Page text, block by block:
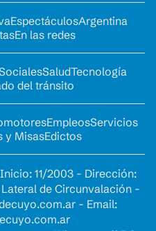
EspectáculosArgentina
En las redes
SaludTecnología
del tránsito
EmpleosServicios
y MisasEdictos
11/2003 - Dirección:
Lateral de Circunvalación -
- Email: